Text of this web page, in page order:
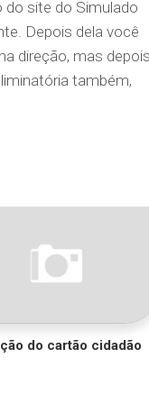
do site do Simulado
Depois dela você
direção, mas
também,
do cartão cidadão